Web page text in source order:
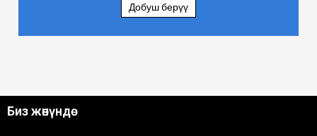
Добуш берүү
Биз жөнүндө